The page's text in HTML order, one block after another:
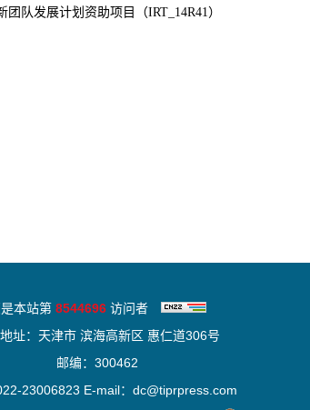
队发展计划资助项目（IRT_14R41）
本站第 8544696访问者
址：天津市 滨海高新区 惠仁道306号
邮编：300462
23006823 E-mail：dc@tiprpress.com